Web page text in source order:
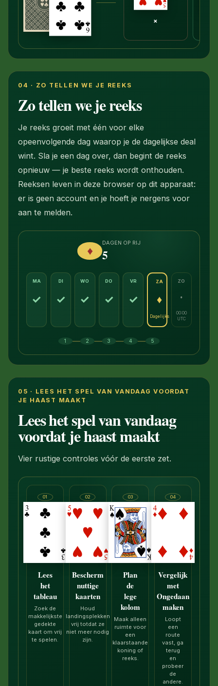
×
04 · ZO TELLEN WE JE REEKS
Zo tellen we je reeks
Je reeks groeit met één voor elke
opeenvolgende dag waarop je de dagelijkse deal
wint. Sla je een dag over, dan begint de reeks
opnieuw — je beste reeks wordt onthouden.
Reeksen leven in deze browser op dit apparaat:
er is geen account en je hoeft je nergens voor
aan te melden.
♦
DAGEN OP RIJ
5
MA
✓
DI
✓
WO
✓
DO
✓
VR
✓
ZA
♦
Dagelijks
ZO
·
00:00
UTC
1 — 2 — 3 — 4 — 5
05 · LEES HET SPEL VAN VANDAAG VOORDAT
JE HAAST MAAKT
Lees het spel van vandaag
voordat je haast maakt
Vier rustige controles vóór de eerste zet.
01
Lees
het
tableau
Zoek de
makkelijkste
gedekte
kaart om vrij
te spelen.
02
Bescherm
nuttige
kaarten
Houd
landingsplekken
vrij totdat ze
niet meer nodig
zijn.
03
Plan
de
lege
kolom
Maak alleen
ruimte voor
een
klaarstaande
koning of
reeks.
04
Vergelijk
met
Ongedaan
maken
Loopt
een
route
vast, ga
terug
en
probeer
de
andere.